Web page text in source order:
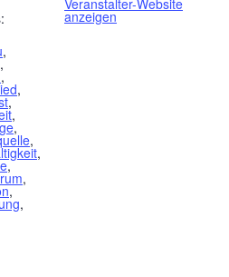
,
,
,
,
,
,
,
,
,
,
,
,
,
anzeigen